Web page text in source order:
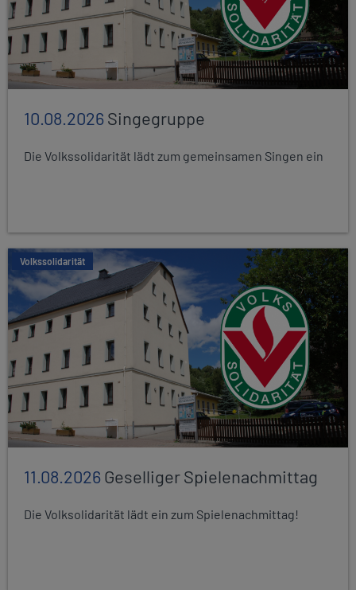
10.08.2026Singegruppe
Die Volkssolidarität lädt zum gemeinsamen Singen ein
Volkssolidarität
11.08.2026Geselliger Spielenachmittag
Die Volksolidarität lädt ein zum Spielenachmittag!